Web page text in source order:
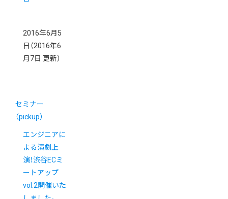
2016年6月5
日 （2016年6
月7日 更新）
セミナー
（pickup）
エンジニアに
よる演劇上
演！渋谷ECミ
ートアップ
vol.2開催いた